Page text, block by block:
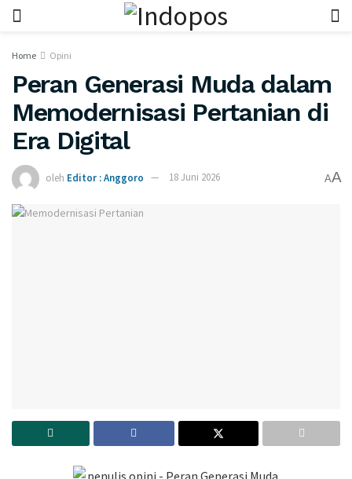
Home Opini
Peran Generasi Muda dalam
Memodernisasi Pertanian di
Era Digital
oleh Editor : Anggoro 18 Juni 2026 AA